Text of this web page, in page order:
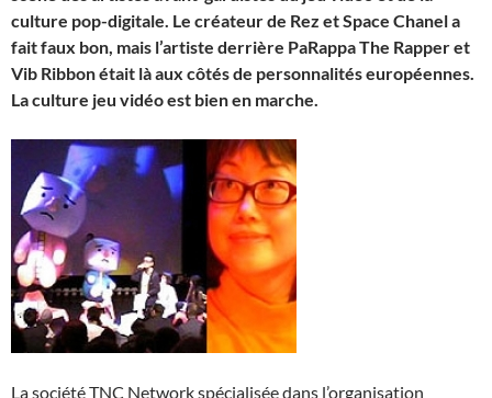
culture pop-digitale. Le créateur de Rez et Space Chanel a
fait faux bon, mais l’artiste derrière PaRappa The Rapper et
Vib Ribbon était là aux côtés de personnalités européennes.
La culture jeu vidéo est bien en marche.
La société TNC Network spécialisée dans l’organisation